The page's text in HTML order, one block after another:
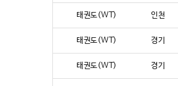
태권도(WT) 인천
태권도(WT) 경기
태권도(WT) 경기